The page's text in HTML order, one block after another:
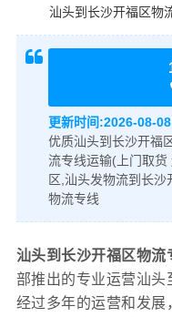
汕头到长沙开福区物
更新时间:2026-08-
优质汕头到长沙开福
流专线运输(上门取
区,汕头发物流到长
物流专线
汕头到长沙开福区物流
部推出的专业运营汕头
经过多年的运营和发